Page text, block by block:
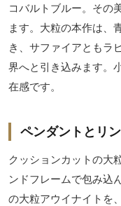
コバルトブルー。その
ます。大粒の本作は、
き、サファイアともラ
界へと引き込みます。
在感です。
ペンダントとリ
クッションカットの大
ンドフレームで包み込
の大粒アウイナイトを